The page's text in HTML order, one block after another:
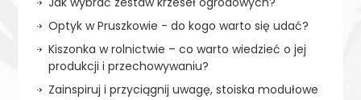
Optyk w Pruszkowie - do kogo warto się udać?
Kiszonka w rolnictwie – co warto wiedzieć o jej
produkcji i przechowywaniu?
Zainspiruj i przyciągnij uwagę, stoiska modułowe